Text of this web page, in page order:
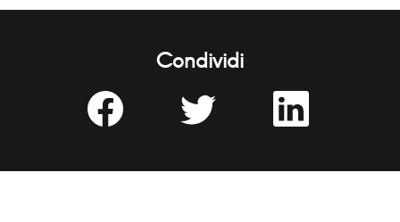
Condividi
Share
Facebook
Share
Twitter
Share
LinkedIn